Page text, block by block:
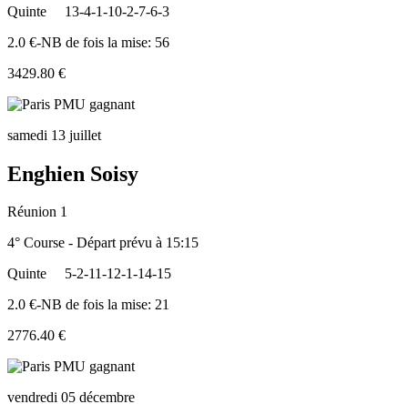
Quinte
13-4-1-10-2-7-6-3
2.0 €-NB de fois la mise: 56
3429.80 €
samedi 13 juillet
Enghien Soisy
Réunion 1
4° Course - Départ prévu à 15:15
Quinte
5-2-11-12-1-14-15
2.0 €-NB de fois la mise: 21
2776.40 €
vendredi 05 décembre